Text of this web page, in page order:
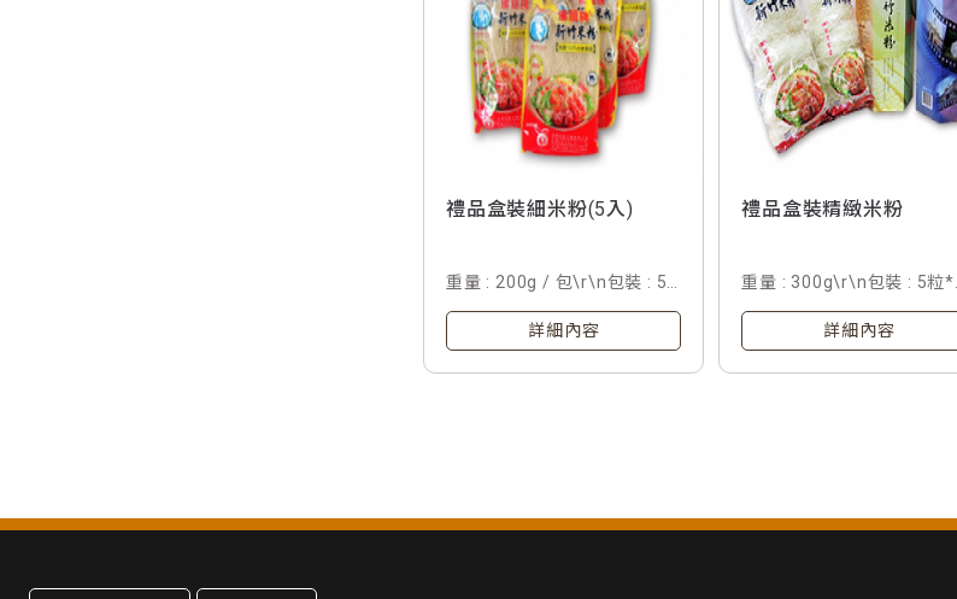
禮品盒裝細米粉(5入)
重量 : 200g / 包\r\n包裝 : 5
入 / 盒
詳細內容
禮品盒裝精緻米粉
重量 : 300g\r\n包裝 : 5粒*1
包 / 盒
詳細內容